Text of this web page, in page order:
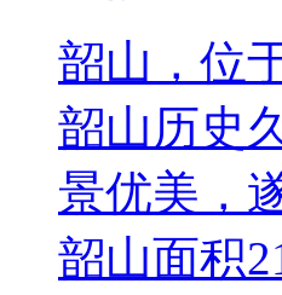
韶山，位
韶山历史
景优美，
韶山面积